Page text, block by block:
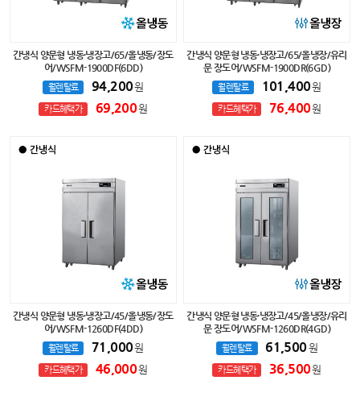
간냉식 양문형 냉동·냉장고/65/올냉동/장도
어/WSFM-1900DF(6DD)
월렌탈료 94,200원
카드혜택가 69,200원
간냉식 양문형 냉동·냉장고/65/올냉장/유리
문 장도어/WSFM-1900DR(6GD)
월렌탈료 101,400원
카드혜택가 76,400원
간냉식 양문형 냉동·냉장고/45/올냉동/장도
어/WSFM-1260DF(4DD)
월렌탈료 71,000원
카드혜택가 46,000원
간냉식 양문형 냉동·냉장고/45/올냉장/유리
문 장도어/WSFM-1260DR(4GD)
월렌탈료 61,500원
카드혜택가 36,500원